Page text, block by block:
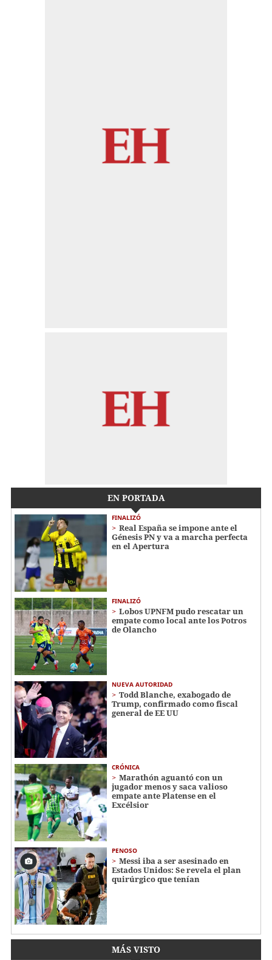
EN PORTADA
FINALIZÓ
Real España se impone ante el
Génesis PN y va a marcha perfecta
en el Apertura
FINALIZÓ
Lobos UPNFM pudo rescatar un
empate como local ante los Potros
de Olancho
NUEVA AUTORIDAD
Todd Blanche, exabogado de
Trump, confirmado como fiscal
general de EE UU
CRÓNICA
Marathón aguantó con un
jugador menos y saca valioso
empate ante Platense en el
Excélsior
PENOSO
Messi iba a ser asesinado en
Estados Unidos: Se revela el plan
quirúrgico que tenían
MÁS VISTO